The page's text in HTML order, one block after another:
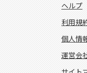
ヘルプ
利用規
個人情
運営会